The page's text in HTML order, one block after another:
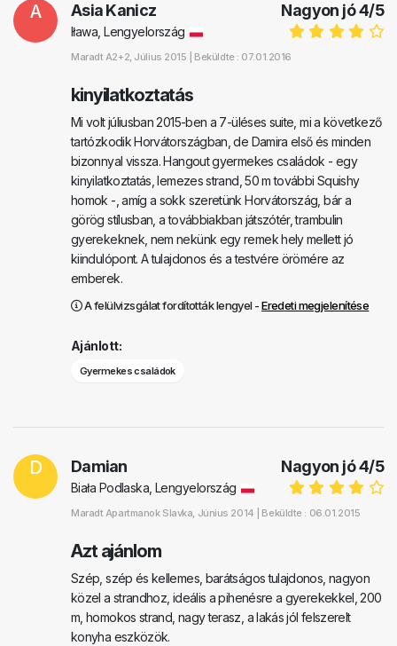
A Nagyon jó4/5
Asia Kanicz
Iława, Lengyelország
Maradt A2+2, Július 2015 | Beküldte : 07.01.2016
kinyilatkoztatás
Mi volt júliusban 2015-ben a 7-üléses suite, mi a következő
tartózkodik Horvátországban, de Damira első és minden
bizonnyal vissza. Hangout gyermekes családok - egy
kinyilatkoztatás, lemezes strand, 50 m további Squishy
homok -, amíg a sokk szeretünk Horvátország, bár a
görög stílusban, a továbbiakban játszótér, trambulin
gyerekeknek, nem nekünk egy remek hely mellett jó
kiindulópont. A tulajdonos és a testvére örömére az
emberek.
A felülvizsgálat fordították lengyel -Eredeti megjelenítése
Ajánlott:
Gyermekes családok
D Nagyon jó4/5
Damian
Biała Podlaska, Lengyelország
Maradt Apartmanok Slavka, Június 2014 | Beküldte : 06.01.2015
Azt ajánlom
Szép, szép és kellemes, barátságos tulajdonos, nagyon
közel a strandhoz, ideális a pihenésre a gyerekekkel, 200
m, homokos strand, nagy terasz, a lakás jól felszerelt
konyha eszközök.